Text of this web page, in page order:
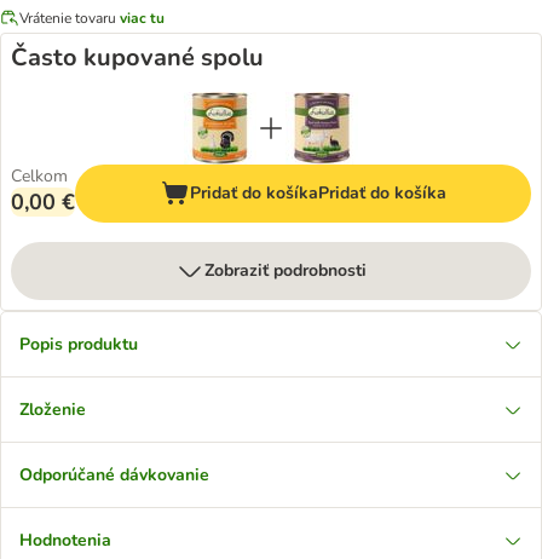
Vrátenie tovaru viac tu
Často kupované spolu
Celkom
0,00 € Pridať do košíkaPridať do košíka
Zobraziť podrobnosti
Popis produktu
Zloženie
Odporúčané dávkovanie
Hodnotenia